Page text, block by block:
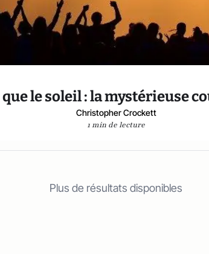
le soleil : la mystérieuse
Christopher Crockett
1 min de lecture
Plus de résultats disponibles